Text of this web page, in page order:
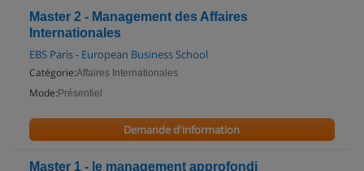
Master 2 - Management des Affaires
Internationales
EBS Paris - European Business School
Catégorie:Affaires Internationales
Mode: Présentiel
Demande d'information
Master 1 - le management approfondi